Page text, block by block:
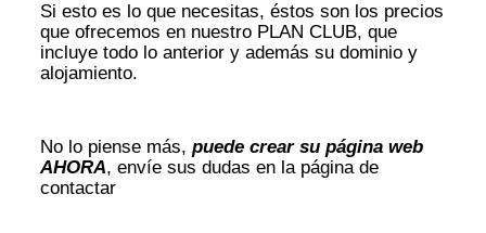
Si esto es lo que necesitas, éstos son los precios
que ofrecemos en nuestro PLAN CLUB, que
incluye todo lo anterior y además su dominio y
alojamiento.
No lo piense más, puede crear su página web
AHORA, envíe sus dudas en la página de
contactar